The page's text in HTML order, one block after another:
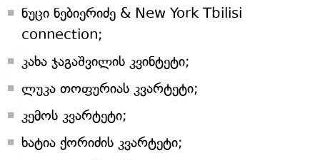
ნუცი ნებიერიძე & New York Tbilisi
connection;
კახა ჯაგაშვილის კვინტეტი;
ლუკა თოფურიას კვარტეტი;
კემოს კვარტეტი;
ხატია ქორიძის კვარტეტი;